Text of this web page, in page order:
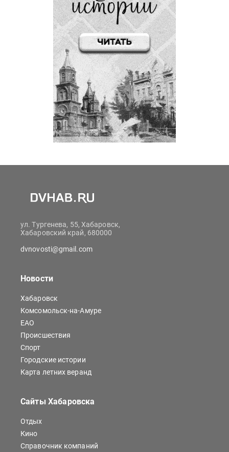
ул. Тургенева, 55, Хабаровск,
Хабаровский край, 680000
dvnovosti@gmail.com
Новости
Хабаровск
Комсомольск-на-Амуре
ЕАО
Происшествия
Спорт
Городские истории
Карта летних веранд
Сайты Хабаровска
Отдых
Кино
Справочник компаний